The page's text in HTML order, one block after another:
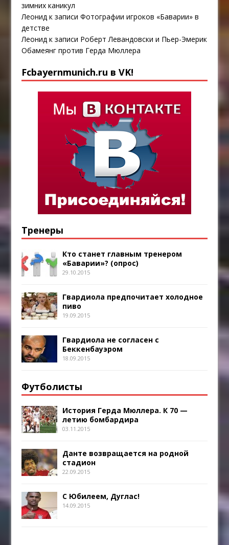
зимних каникул
Леонид к записиФотографии игроков «Баварии» в
детстве
Леонид к записи Роберт Левандовски и Пьер-Эмерик
Обамеянг против Герда Мюллера
Fcbayernmunich.ru в VK!
Тренеры
Кто станет главным тренером
«Баварии»? (опрос)
29.10.2015
Гвардиола предпочитает холодное
пиво
19.09.2015
Гвардиола не согласен с
Беккенбауэром
18.09.2015
Футболисты
История Герда Мюллера. К 70 —
летию бомбардира
03.11.2015
Данте возвращается на родной
стадион
22.09.2015
С Юбилеем, Дуглас!
14.09.2015